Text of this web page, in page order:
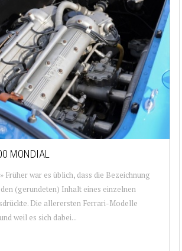
MONDIAL
Früher war es üblich, dass die Bezeichnung
(gerundeten) Inhalt eines einzelnen
Die allerersten Ferrari-Modelle
weil es sich dabei...